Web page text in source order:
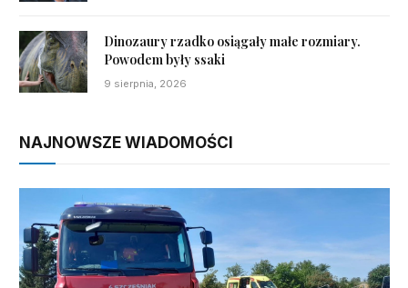
Dinozaury rzadko osiągały małe rozmiary.
Powodem były ssaki
9 sierpnia, 2026
NAJNOWSZE WIADOMOŚCI